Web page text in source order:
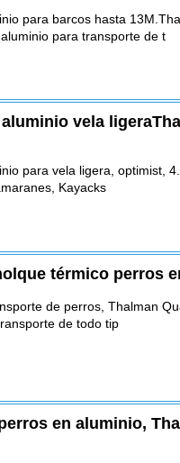
para barcos hasta
para transporte de t
vela
para vela ligera, optimist,
Kayacks
térmico perros
de perros, Thalman
de todo tip
en aluminio,